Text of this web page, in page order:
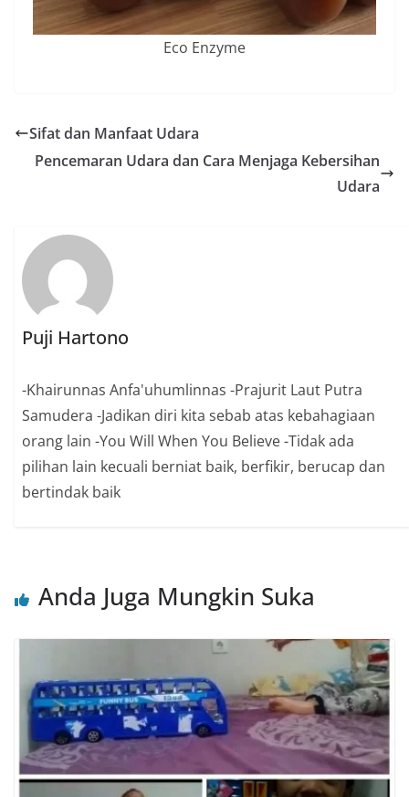
Eco Enzyme
Sifat dan Manfaat Udara
Pencemaran Udara dan Cara Menjaga Kebersihan
Udara
Puji Hartono
-Khairunnas Anfa'uhumlinnas -Prajurit Laut Putra
Samudera -Jadikan diri kita sebab atas kebahagiaan
orang lain -You Will When You Believe -Tidak ada
pilihan lain kecuali berniat baik, berfikir, berucap dan
bertindak baik
Anda Juga Mungkin Suka